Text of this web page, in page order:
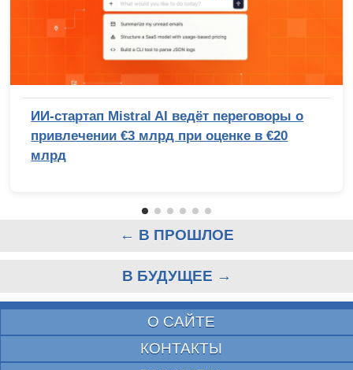
ИИ-стартап Mistral AI ведёт переговоры о
привлечении €3 млрд при оценке в €20
млрд
← В ПРОШЛОЕ
В БУДУЩЕЕ →
О САЙТЕ
КОНТАКТЫ